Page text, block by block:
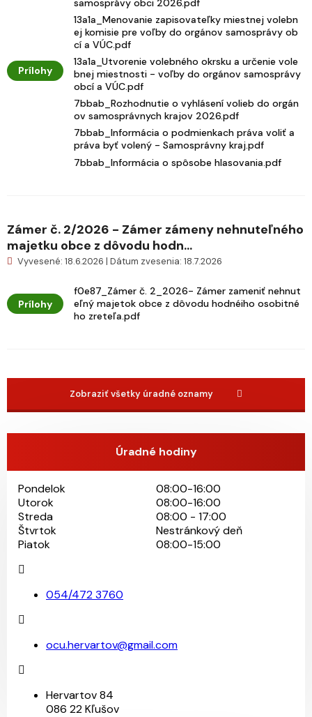
Prílohy
samosprávy obci 2026.pdf
13a1a_Menovanie zapisovateľky miestnej volebn
ej komisie pre voľby do orgánov samosprávy ob
cí a VÚC.pdf
13a1a_Utvorenie volebného okrsku a určenie vole
bnej miestnosti - voľby do orgánov samosprávy
obcí a VÚC.pdf
7bbab_Rozhodnutie o vyhlásení volieb do orgán
ov samosprávnych krajov 2026.pdf
7bbab_Informácia o podmienkach práva voliť a
práva byť volený - Samosprávny kraj.pdf
7bbab_Informácia o spôsobe hlasovania.pdf
Zámer č. 2/2026 - Zámer zámeny nehnuteľného
majetku obce z dôvodu hodn...
Vyvesené: 18.6.2026 | Dátum zvesenia: 18.7.2026
Prílohy
f0e87_Zámer č. 2_2026- Zámer zameniť nehnut
eľný majetok obce z dôvodu hodnéiho osobitné
ho zreteľa.pdf
Zobraziť všetky úradné oznamy
Úradné hodiny
Pondelok
08:00-16:00
Utorok
08:00-16:00
Streda
08:00 - 17:00
Štvrtok
Nestránkový deň
Piatok
08:00-15:00
054/472 3760
ocu.hervartov@gmail.com
Hervartov 84
086 22 Kľušov